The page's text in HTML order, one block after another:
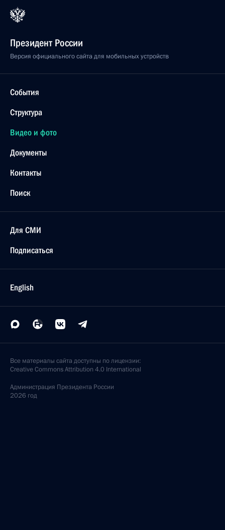
Президент России
Версия официального сайта для мобильных устройств
События
Структура
Видео и фото
Документы
Контакты
Поиск
Для СМИ
Подписаться
English
Все материалы сайта доступны по лицензии:
Creative Commons Attribution 4.0 International
Администрация Президента России
2026 год